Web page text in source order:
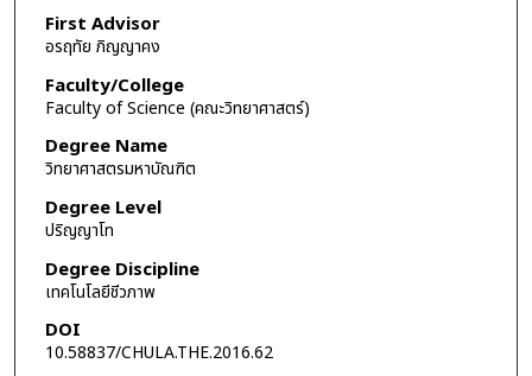
First Advisor
อรฤทัย ภิญญาคง
Faculty/College
Faculty of Science (คณะวิทยาศาสตร์)
Degree Name
วิทยาศาสตรมหาบัณฑิต
Degree Level
ปริญญาโท
Degree Discipline
เทคโนโลยีชีวภาพ
DOI
10.58837/CHULA.THE.2016.62